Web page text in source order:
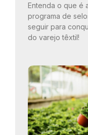
Entenda o que é
programa de
seguir para
do varejo têxtil!